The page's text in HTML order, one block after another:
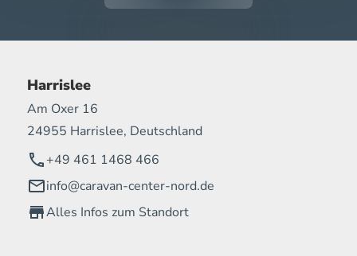
Harrislee
Am Oxer 16
24955 Harrislee, Deutschland
+49 461 1468 466
info@caravan-center-nord.de
Alles Infos zum Standort